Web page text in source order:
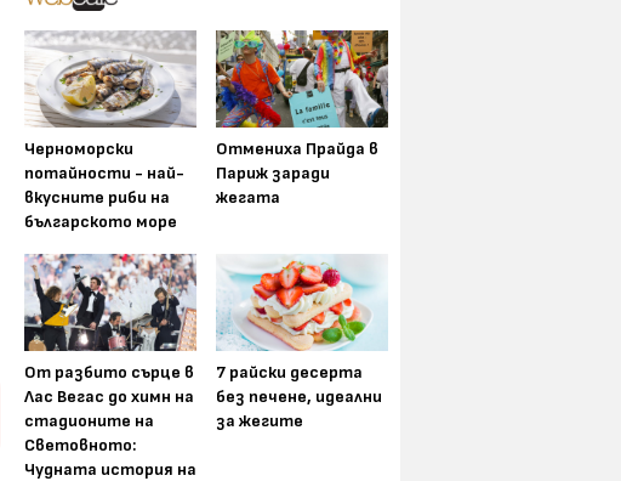
Черноморски
потайности - най-
вкусните риби на
българското море
Отмениха Прайда в
Париж заради
жегата
От разбито сърце в
Лас Вегас до химн на
стадионите на
Световното:
Чудната история на
7 райски десерта
без печене, идеални
за жегите